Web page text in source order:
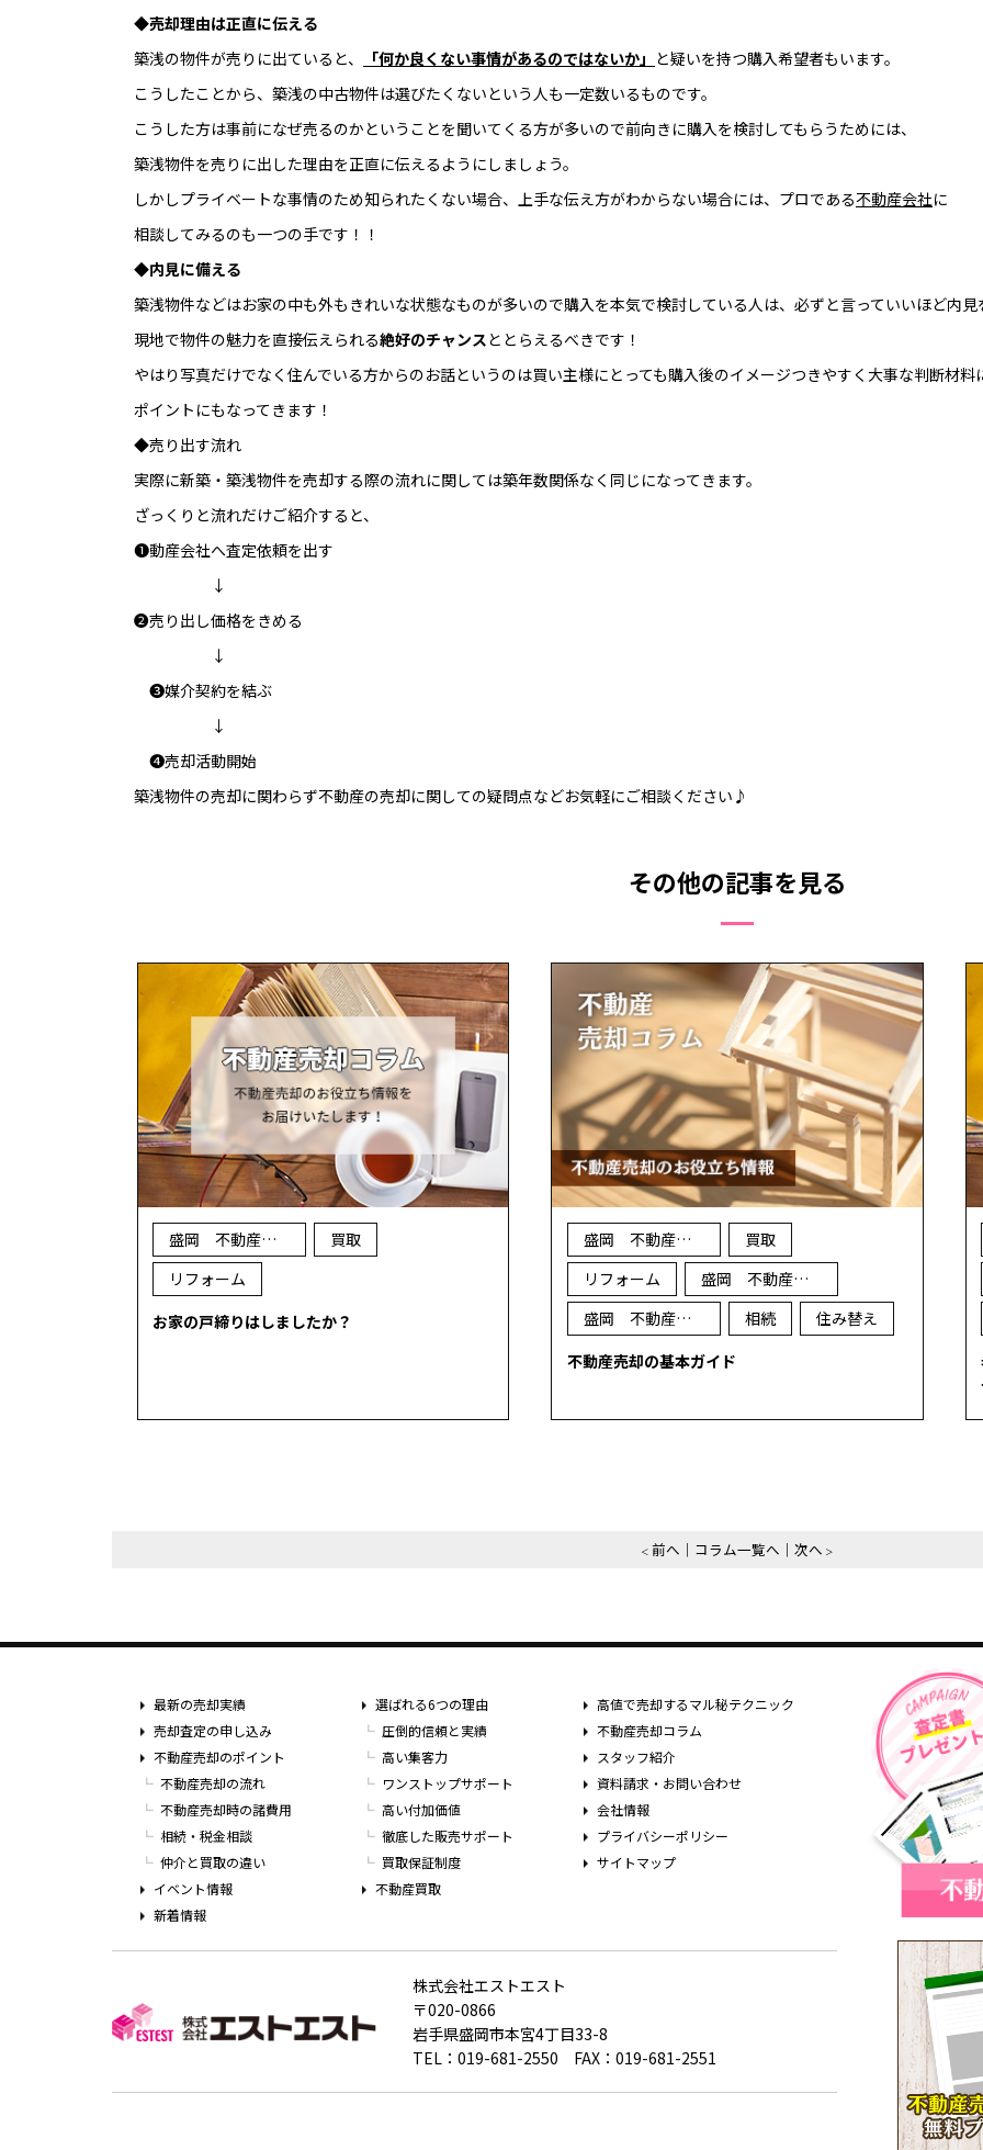
◆売却理由は正直に伝える
築浅の物件が売りに出ていると、
「何か良くない事情があるのではないか」 と疑いを持つ購入希望者もいます。
こうしたことから、築浅の中古物件は選びたくないという人も一定数いるものです。
こうした方は事前になぜ売るのかということを聞いてくる方が多いので前向きに購入を検討してもらうためには、
築浅物件を売りに出した理由を正直に伝えるようにしましょう。
しかしプライベートな事情のため知られたくない場合、上手な伝え方がわからない場合には、プロである不動産会社に
相談してみるのも一つの手です！！
◆内見に備える
築浅物件などはお家の中も外もきれいな状態なものが多いので購入を本気で検討している人は、必ずと言っていいほど内見
現地で物件の魅力を直接伝えられる絶好のチャンスととらえるべきです！
やはり写真だけでなく住んでいる方からのお話というのは買い主様にとっても購入後のイメージつきやすく大事な判断材料
ポイントにもなってきます！
◆売り出す流れ
実際に新築・築浅物件を売却する際の流れに関しては築年数関係なく同じになってきます。
ざっくりと流れだけご紹介すると、
❶動産会社へ査定依頼を出す
↓
❷売り出し価格をきめる
↓
❸媒介契約を結ぶ
↓
❹売却活動開始
築浅物件の売却に関わらず不動産の売却に関しての疑問点などお気軽にご相談ください♪
その他の記事を見る
盛岡 不動産 売却
買取
リフォーム
お家の戸締りはしましたか？
盛岡 不動産 売却
買取
リフォーム
盛岡 不動産 買取
盛岡 不動産 査定
相続
住み替え
不動産売却の基本ガイド
前へ コラム一覧へ 次へ
最新の売却実績
売却査定の申し込み
不動産売却のポイント
不動産売却の流れ
不動産売却時の諸費用
相続・税金相談
仲介と買取の違い
イベント情報
新着情報
選ばれる6つの理由
圧倒的信頼と実績
高い集客力
ワンストップサポート
高い付加価値
徹底した販売サポート
買取保証制度
不動産買取
高値で売却するマル秘テクニック
不動産売却コラム
スタッフ紹介
資料請求・お問い合わせ
会社情報
プライバシーポリシー
サイトマップ
株式会社エストエスト
〒020-0866
岩手県盛岡市本宮4丁目33-8
TEL：019-681-2550 FAX：019-681-2551